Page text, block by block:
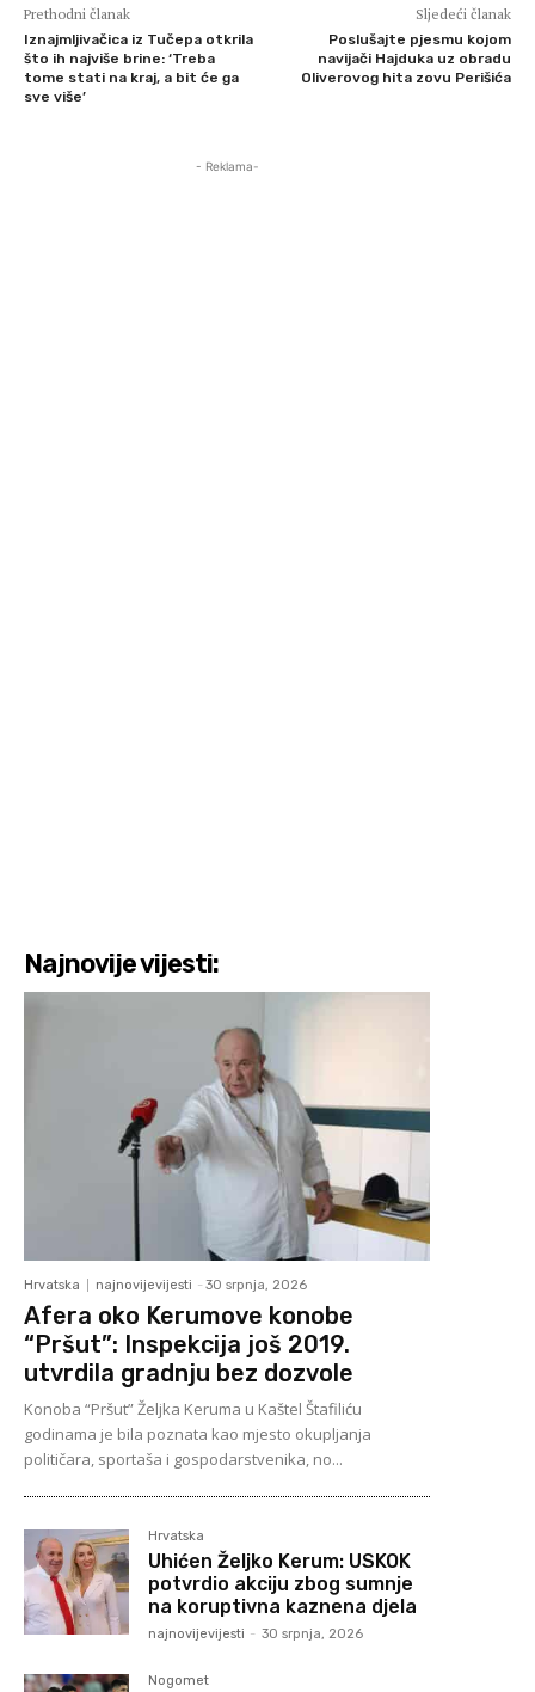
Prethodni članak
Iznajmljivačica iz Tučepa otkrila
što ih najviše brine: ‘Treba
tome stati na kraj, a bit će ga
sve više’
Sljedeći članak
Poslušajte pjesmu kojom
navijači Hajduka uz obradu
Oliverovog hita zovu Perišića
- Reklama-
Najnovije vijesti:
Hrvatska najnovijevijesti - 30 srpnja, 2026
Afera oko Kerumove konobe
“Pršut”: Inspekcija još 2019.
utvrdila gradnju bez dozvole
Konoba “Pršut” Željka Keruma u Kaštel Štafiliću
godinama je bila poznata kao mjesto okupljanja
političara, sportaša i gospodarstvenika, no...
Hrvatska
Uhićen Željko Kerum: USKOK
potvrdio akciju zbog sumnje
na koruptivna kaznena djela
najnovijevijesti - 30 srpnja, 2026
Nogomet